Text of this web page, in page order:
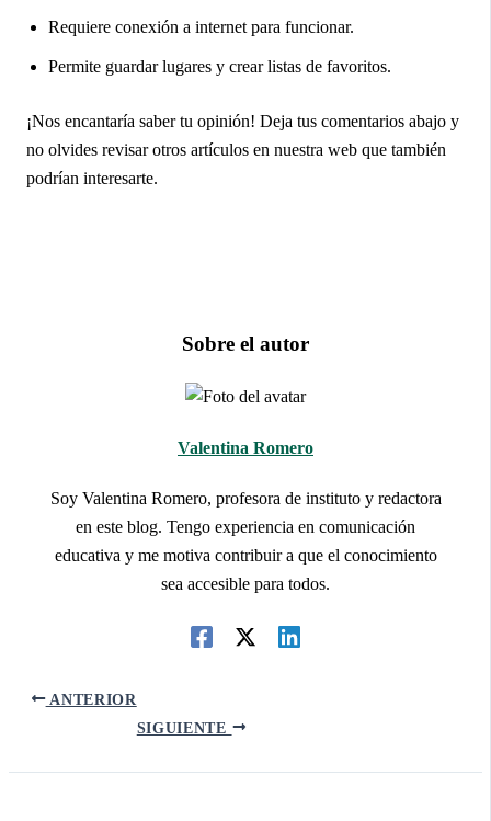
Requiere conexión a internet para funcionar.
Permite guardar lugares y crear listas de favoritos.
¡Nos encantaría saber tu opinión! Deja tus comentarios abajo y
no olvides revisar otros artículos en nuestra web que también
podrían interesarte.
Sobre el autor
Valentina Romero
Soy Valentina Romero, profesora de instituto y redactora
en este blog. Tengo experiencia en comunicación
educativa y me motiva contribuir a que el conocimiento
sea accesible para todos.
ANTERIOR
SIGUIENTE